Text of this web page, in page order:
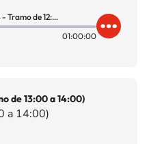
Página 40 (04/08/2026 - Tramo de 12:00 a 13:00)
01:00:00
de 13:00 a 14:00)
a 14:00)